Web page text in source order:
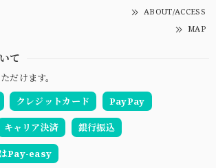
ABOUT/ACCESS
MAP
て
だけます。
クレジットカード PayPay
キャリア決済 銀行振込
Pay-easy